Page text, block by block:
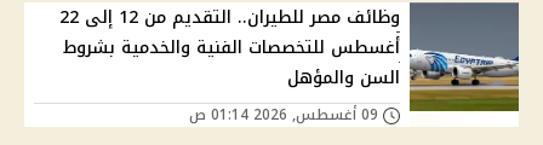
وظائف مصر للطيران.. التقديم من 12 إلى 22
أغسطس للتخصصات الفنية والخدمية بشروط
السن والمؤهل